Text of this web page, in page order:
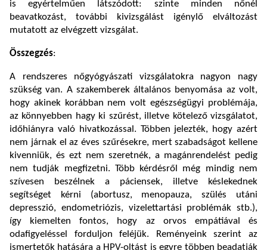
is egyértelműen látszódott: szinte minden nőnél
beavatkozást, további kivizsgálást igénylő elváltozást
mutatott az elvégzett vizsgálat.
Összegzés:
A rendszeres nőgyógyászati vizsgálatokra nagyon nagy
szükség van. A szakemberek általános benyomása az volt,
hogy akinek korábban nem volt egészségügyi problémája,
az könnyebben hagy ki szűrést, illetve kötelező vizsgálatot,
időhiányra való hivatkozással. Többen jelezték, hogy azért
nem járnak el az éves szűrésekre, mert szabadságot kellene
kivenniük, és ezt nem szeretnék, a magánrendelést pedig
nem tudják megfizetni. Több kérdésről még mindig nem
szívesen beszélnek a páciensek, illetve késlekednek
segítséget kérni (abortusz, menopauza, szülés utáni
depresszió, endometriózis, vizelettartási problémák stb.),
így kiemelten fontos, hogy az orvos empátiával és
odafigyeléssel forduljon feléjük. Reményeink szerint az
ismertetők hatására a HPV-oltást is egyre többen beadatják